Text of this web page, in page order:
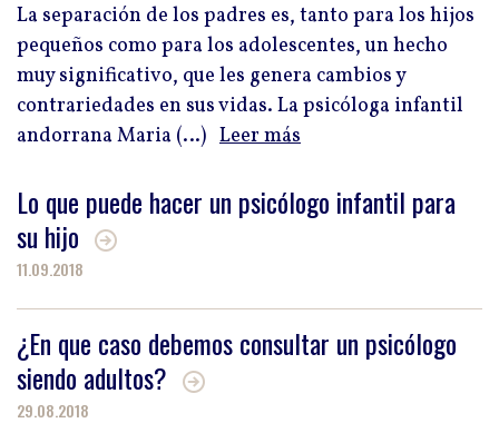
La separación de los padres es, tanto para los hijos
pequeños como para los adolescentes, un hecho
muy significativo, que les genera cambios y
contrariedades en sus vidas. La psicóloga infantil
andorrana Maria (…) Leer más
Lo que puede hacer un psicólogo infantil para
su hijo
11.09.2018
¿En que caso debemos consultar un psicólogo
siendo adultos?
29.08.2018